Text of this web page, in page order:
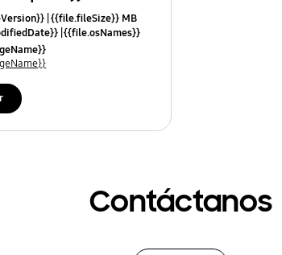
{{file.fileSize}} MB
{{file.osNames}}
Contáctanos